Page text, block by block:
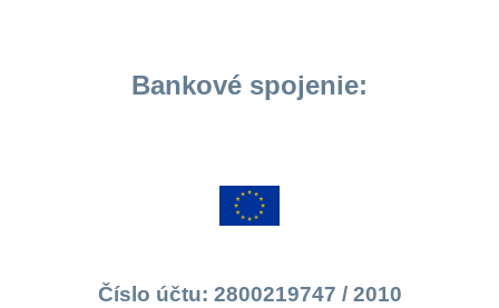
Bankové spojenie:
Číslo účtu: 2800219747 / 2010